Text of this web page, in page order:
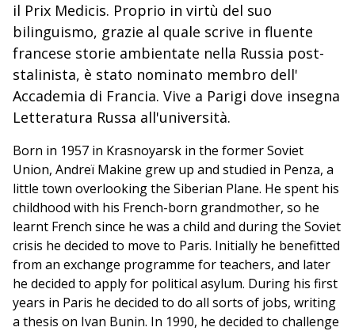
il Prix Medicis. Proprio in virtù del suo
bilinguismo, grazie al quale scrive in fluente
francese storie ambientate nella Russia post-
stalinista, è stato nominato membro dell'
Accademia di Francia. Vive a Parigi dove insegna
Letteratura Russa all'università.
Born in 1957 in Krasnoyarsk in the former Soviet
Union, Andreï Makine grew up and studied in Penza, a
little town overlooking the Siberian Plane. He spent his
childhood with his French-born grandmother, so he
learnt French since he was a child and during the Soviet
crisis he decided to move to Paris. Initially he benefitted
from an exchange programme for teachers, and later
he decided to apply for political asylum. During his first
years in Paris he decided to do all sorts of jobs, writing
a thesis on Ivan Bunin. In 1990, he decided to challenge